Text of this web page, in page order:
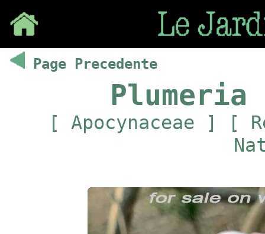
Page Precedente
Plumeria
[ Apocynaceae ] [